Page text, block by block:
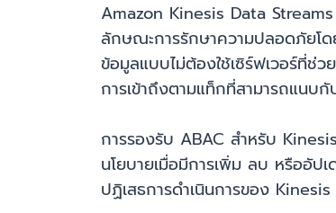
Amazon Kinesis Data
ลักษณะการรักษาความปลอดภัยโด
ข้อมูลแบบไม่ต้องใช้เซิร์ฟเวอร์ที่ช่
การเข้าถึงตามแท็กที่สามารถแนบ
การรองรับ ABAC สำหรับ
นโยบายเมื่อมีการเพิ่ม ลบ หรืออัป
ปฏิเสธการดำเนินการของ